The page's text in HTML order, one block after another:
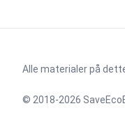
Alle materialer på
© 2018-2026